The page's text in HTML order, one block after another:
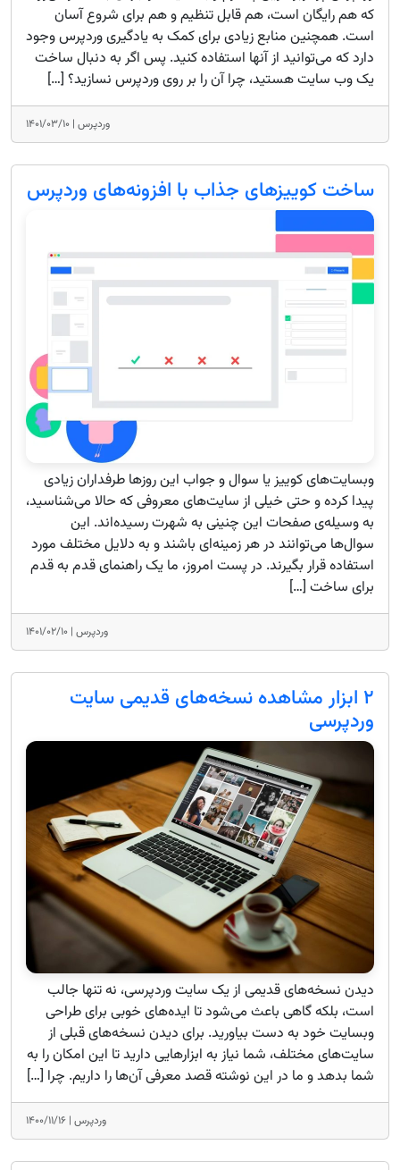
که هم رایگان است، هم قابل تنظیم و هم برای شروع آسان
است. همچنین منابع زیادی برای کمک به یادگیری وردپرس وجود
دارد که می‌توانید از آنها استفاده کنید. پس اگر به دنبال ساخت
یک وب سایت هستید، چرا آن را بر روی وردپرس نسازید؟ […]
وردپرس | ۱۴۰۱/۰۳/۱۰
ساخت کوییزهای جذاب با افزونه‌های وردپرس
وبسایت‌های کوییز یا سوال و جواب این روزها طرفداران زیادی
پیدا کرده و حتی خیلی از سایت‌های معروفی که حالا می‌شناسید،
به وسیله‌ی صفحات این چنینی به شهرت رسیده‌اند. این
سوال‌ها می‌توانند در هر زمینه‌ای باشند و به دلایل مختلف مورد
استفاده قرار بگیرند. در پست امروز، ما یک راهنمای قدم به قدم
برای ساخت […]
وردپرس | ۱۴۰۱/۰۲/۱۰
۲ ابزار مشاهده نسخه‌های قدیمی‌ سایت‌
وردپرسی
دیدن نسخه‌های قدیمی از یک سایت وردپرسی، نه تنها جالب
است، بلکه گاهی باعث می‌شود تا اید‌ه‌های خوبی برای طراحی
وبسایت خود به دست بیاورید. برای دیدن نسخه‌های قبلی از
سایت‌های مختلف، شما نیاز به ابزارهایی دارید تا این امکان را به
شما بدهد و ما در این نوشته قصد معرفی آن‌ها را داریم. چرا […]
وردپرس | ۱۴۰۰/۱۱/۱۶